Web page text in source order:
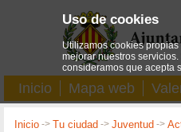
Inicio Mapa web
Inicio ->Tu ciudad ->Juventud ->
Uso de cookies
Utilizamos cookies
mejorar nuestros
consideramos que acepta